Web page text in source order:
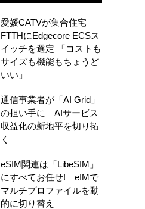
愛媛CATVが集合住宅
FTTHにEdgecore ECSス
イッチを選定 「コストも
サイズも機能もちょうど
いい」
通信事業者が「AI Grid」
の担い手に AIサービス
収益化の新地平を切り拓
く
eSIM関連は「LibeSIM」
にすべてお任せ! eIMで
マルチプロファイルを動
的に切り替え